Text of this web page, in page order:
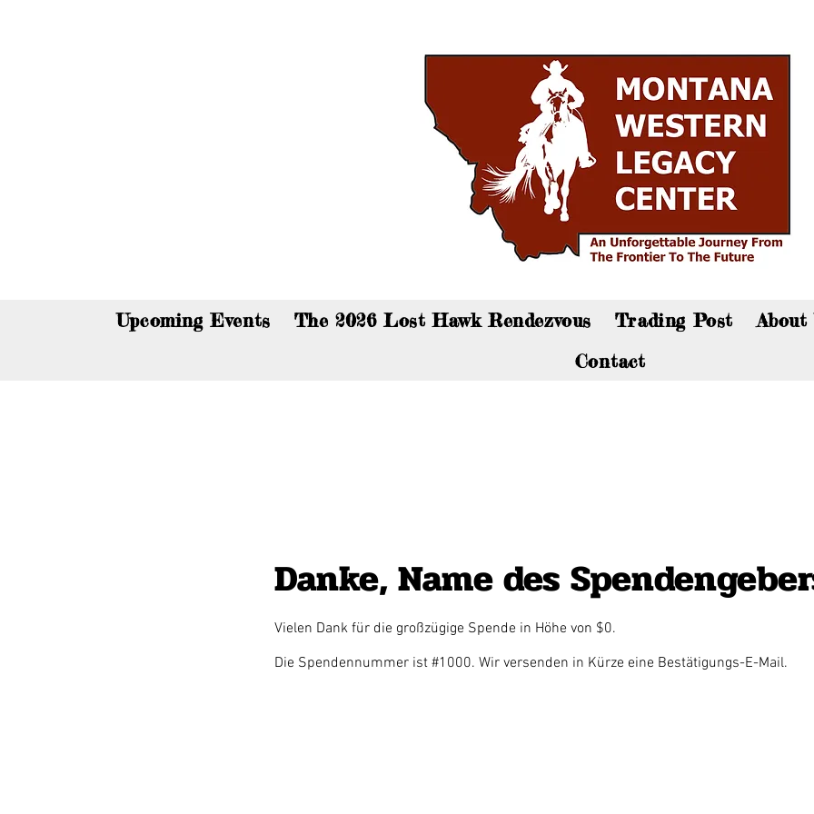
Upcoming Events The 2026 Lost Hawk Rendezvous Trading Post
About
Contact
Danke, Name des
Vielen Dank für die großzügige Spende in Höhe von $0.
Die Spendennummer ist #1000. Wir versenden in Kürze eine Bestätigungs-E-Mail.